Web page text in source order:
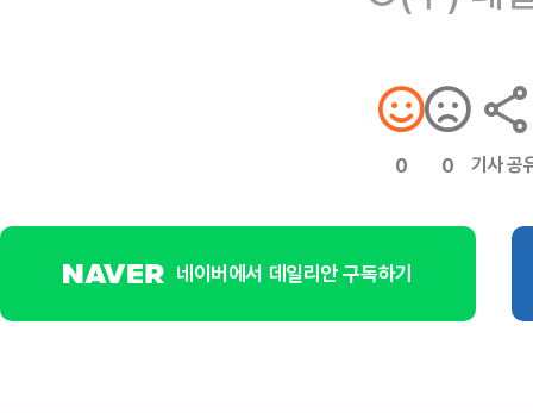
0 0 기사 공
네이버에서 데일리안 구독하기